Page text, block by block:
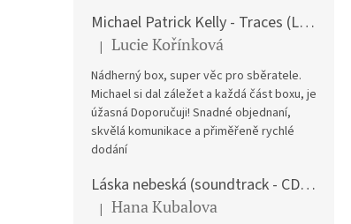
Michael Patrick Kelly - Traces (Limited Edition) (Premium Box-Set) (LP)
The product rating is 5 out of 5 stars.
| Lucie Kořínková
Nádherný box, super věc pro sběratele.
Michael si dal záležet a každá část boxu, je
úžasná Doporučuji! Snadné objednaní,
skvělá komunikace a přiměřeně rychlé
dodání
Láska nebeská (soundtrack - CD) Love Actually
The product rating is 5 out of 5 stars.
| Hana Kubalova